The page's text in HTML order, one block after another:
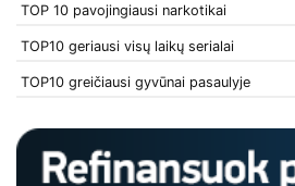
TOP 10 pavojingiausi narkotikai
TOP10 geriausi visų laikų serialai
TOP10 greičiausi gyvūnai pasaulyje